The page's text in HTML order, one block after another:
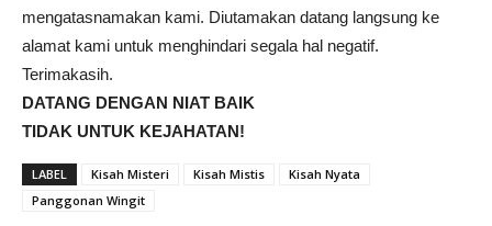
mengatasnamakan kami. Diutamakan datang langsung ke
alamat kami untuk menghindari segala hal negatif.
Terimakasih.
DATANG DENGAN NIAT BAIK
TIDAK UNTUK KEJAHATAN!
LABEL Kisah Misteri Kisah Mistis
Kisah Nyata
Panggonan Wingit